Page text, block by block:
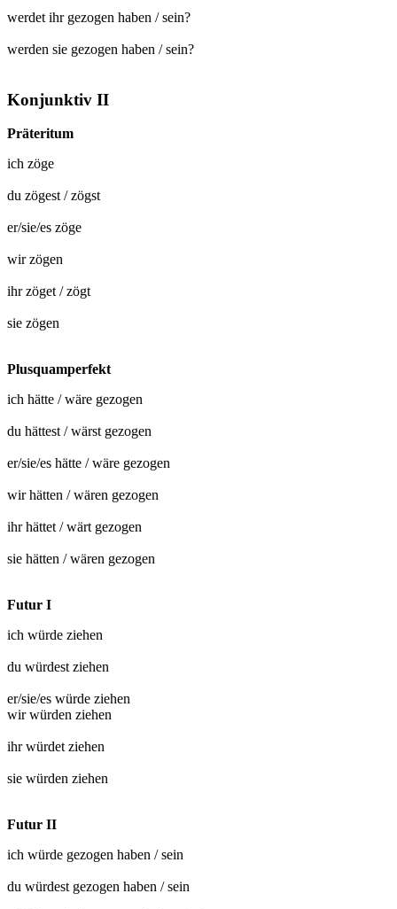
werdet ihr gezogen haben / sein?
werden sie gezogen haben / sein?
Konjunktiv II
Präteritum
ich zöge
du zögest/zögst
er/sie/es zöge
wirzögen
ihrzöget/zögt
sie zögen
Plusquamperfekt
ich hätte / wäre gezogen
du hättest / wärst gezogen
er/sie/es hätte / wäre gezogen
wir hätten / wären gezogen
ihr hättet / wärt gezogen
sie hätten / wären gezogen
Futur I
ich würde ziehen
du würdestziehen
er/sie/es würde ziehen
wir würden ziehen
ihr würdetziehen
sie würden ziehen
Futur II
ich würde gezogen haben / sein
du würdest gezogen haben / sein